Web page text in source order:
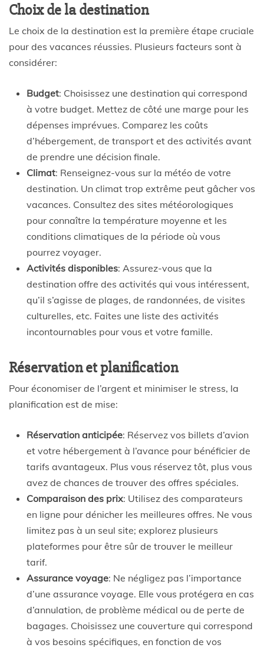
Choix de la destination
Le choix de la destination est la première étape cruciale
pour des vacances réussies. Plusieurs facteurs sont à
considérer:
Budget: Choisissez une destination qui correspond
à votre budget. Mettez de côté une marge pour les
dépenses imprévues. Comparez les coûts
d’hébergement, de transport et des activités avant
de prendre une décision finale.
Climat: Renseignez-vous sur la météo de votre
destination. Un climat trop extrême peut gâcher vos
vacances. Consultez des sites météorologiques
pour connaître la température moyenne et les
conditions climatiques de la période où vous
pourrez voyager.
Activités disponibles: Assurez-vous que la
destination offre des activités qui vous intéressent,
qu’il s’agisse de plages, de randonnées, de visites
culturelles, etc. Faites une liste des activités
incontournables pour vous et votre famille.
Réservation et planification
Pour économiser de l’argent et minimiser le stress, la
planification est de mise:
Réservation anticipée: Réservez vos billets d’avion
et votre hébergement à l’avance pour bénéficier de
tarifs avantageux. Plus vous réservez tôt, plus vous
avez de chances de trouver des offres spéciales.
Comparaison des prix: Utilisez des comparateurs
en ligne pour dénicher les meilleures offres. Ne vous
limitez pas à un seul site; explorez plusieurs
plateformes pour être sûr de trouver le meilleur
tarif.
Assurance voyage: Ne négligez pas l’importance
d’une assurance voyage. Elle vous protégera en cas
d’annulation, de problème médical ou de perte de
bagages. Choisissez une couverture qui correspond
à vos besoins spécifiques, en fonction de vos